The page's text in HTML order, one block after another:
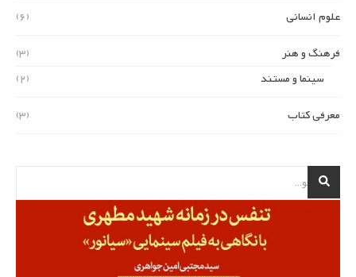
علوم انسانی
(6)
فرهنگ و هنر
(3)
سینما و مستند
(2)
معرفی کتاب
(3)